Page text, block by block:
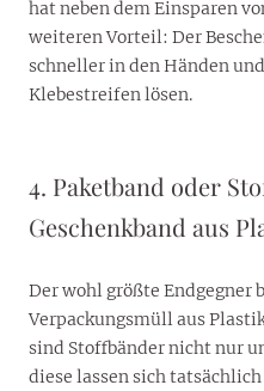
hat neben dem Einsparen
weiteren Vorteil: Der
schneller in den Händen
Klebestreifen lösen.
4. Paketband oder
Geschenkband aus
Der wohl größte Endgegner
Verpackungsmüll aus
sind Stoffbänder nicht nur
diese lassen sich